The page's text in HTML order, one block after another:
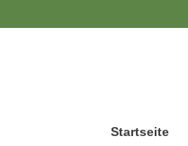
Startseite